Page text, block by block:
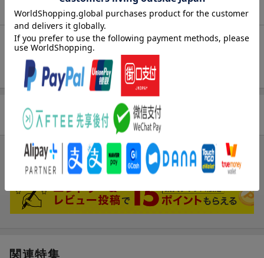
商品説明
内容紹介
ビジネスリーダー必読の本格派総合経済誌
商品レビュー
まだレビューがありません。
関連特集